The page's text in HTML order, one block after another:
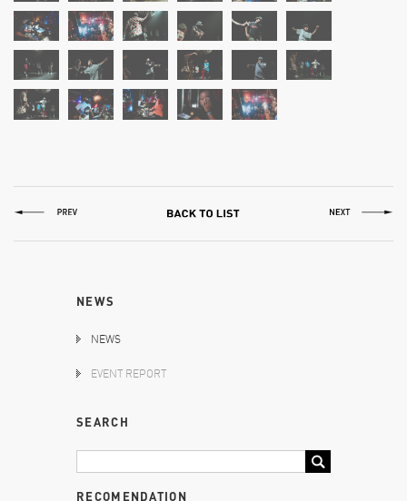
NEWS
NEWS
EVENT REPORT
SEARCH
RECOMENDATION